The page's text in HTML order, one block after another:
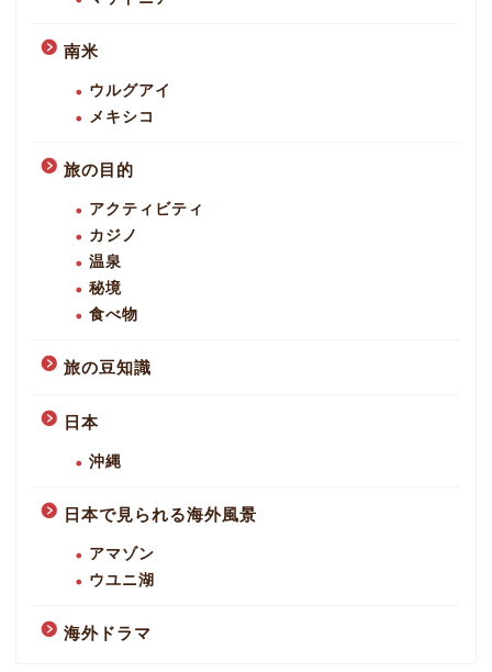
南米
ウルグアイ
メキシコ
旅の目的
アクティビティ
カジノ
温泉
秘境
食べ物
旅の豆知識
日本
沖縄
日本で見られる海外風景
アマゾン
ウユニ湖
海外ドラマ